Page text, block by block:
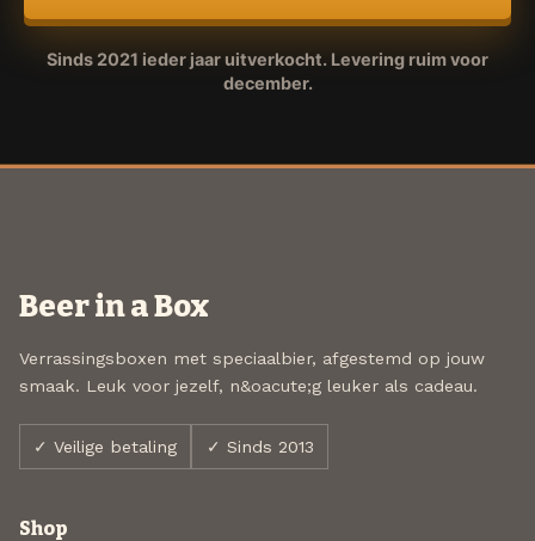
Sinds 2021 ieder jaar uitverkocht. Levering ruim voor
december.
Beer in a Box
Verrassingsboxen met speciaalbier, afgestemd op jouw
smaak. Leuk voor jezelf, n&oacute;g leuker als cadeau.
✓ Veilige betaling ✓ Sinds 2013
Shop